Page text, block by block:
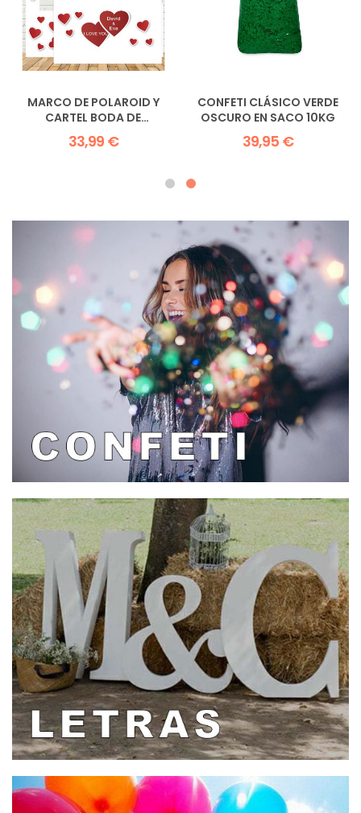
CAÑÓN MANUAL 80 CMS
CONFETI BIO
7,16 €
20 CAÑONES ELÉCTRICO 80
CMS (CONFETI BIO ARROZ)
207,20 €